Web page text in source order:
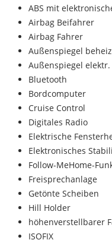
ABS mit
Airbag Beifahrer
Airbag Fahrer
Außenspiegel
Außenspiegel
Bluetooth
Bordcomputer
Cruise Control
Digitales Radio
Elektrische
Elektronisches
Follow-MeHome-
Freisprechanlage
Getönte Scheiben
Hill Holder
höhenverstellbarer
ISOFIX